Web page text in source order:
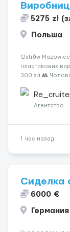
5275 zł
Польша
Ostrów
пластикових
300 зл 👥
житло — 400 зл.
Агентство
1 час назад
Сиделка
6000 €
Германия